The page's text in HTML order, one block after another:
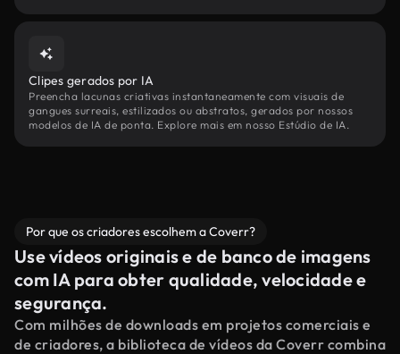
Clipes gerados por IA
Preencha lacunas criativas instantaneamente com visuais de
gangues surreais, estilizados ou abstratos, gerados por nossos
modelos de IA de ponta. Explore mais em nosso Estúdio de IA.
Por que os criadores escolhem a Coverr?
Use vídeos originais e de banco de imagens
com IA para obter qualidade, velocidade e
segurança.
Com milhões de downloads em projetos comerciais e
de criadores, a biblioteca de vídeos da Coverr combina